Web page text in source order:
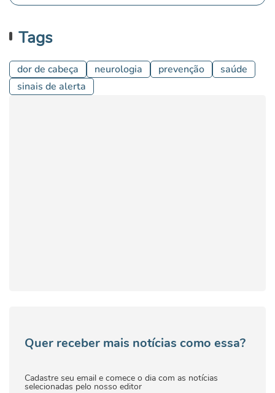
Tags
dor de cabeça neurologia prevenção
saúde
sinais de alerta
Quer receber mais notícias como essa?
Cadastre seu email e comece o dia com as notícias
selecionadas pelo nosso editor